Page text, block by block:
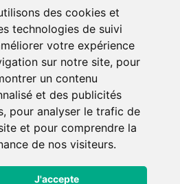
des cookies et
technologies de suivi
votre expérience
sur notre site, pour
un contenu
et des publicités
pour analyser le trafic de
et pour comprendre la
de nos visiteurs.
J'accepte
& Collect